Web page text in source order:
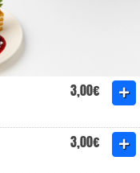
3,00€
3,00€